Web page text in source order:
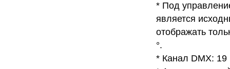
* Под
является
отображать
°.
* Канал DMX: 19